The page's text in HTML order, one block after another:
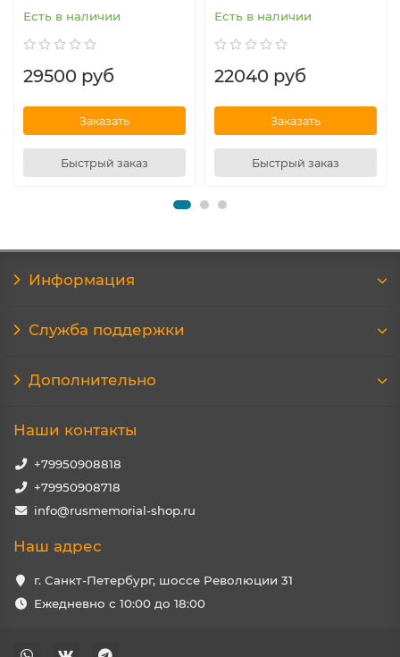
Есть в наличии
29500 руб
Заказать
Быстрый заказ
Есть в наличии
22040 руб
Заказать
Быстрый заказ
Информация
Служба поддержки
Дополнительно
Наши контакты
+79950908818
+79950908718
info@rusmemorial-shop.ru
Наш адрес
г. Санкт-Петербург, шоссе Революции 31
Ежедневно с 10:00 до 18:00